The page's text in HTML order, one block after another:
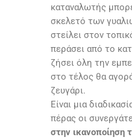
καταναλωτής
σκελετό των
στείλει στον
περάσει από το
ζήσει όλη την
στο τέλος θα
ζευγάρι.
Είναι μια
πέρας οι
στην ικανοποίηση